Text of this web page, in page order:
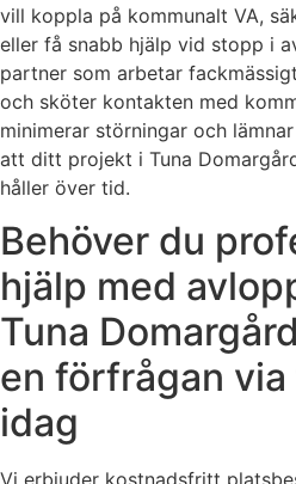
vill koppla på kommunalt VA,
eller få snabb hjälp vid stopp i
partner som arbetar
och sköter kontakten med
minimerar störningar och
att ditt projekt i Tuna
håller över tid.
Behöver du
hjälp med
Tuna
en förfrågan
idag